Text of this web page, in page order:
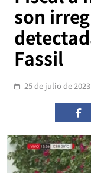
son
Fassil
25 de julio de 2023